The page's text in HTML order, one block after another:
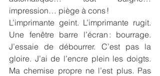
impression… piège à cons !
L’imprimante geint. L’imprimante rugit.
Une fenêtre barre l’écran : bourrage.
J’essaie de débourrer. C’est pas la
gloire. J’ai de l’encre plein les doigts.
Ma chemise propre ne l’est plus. Pas